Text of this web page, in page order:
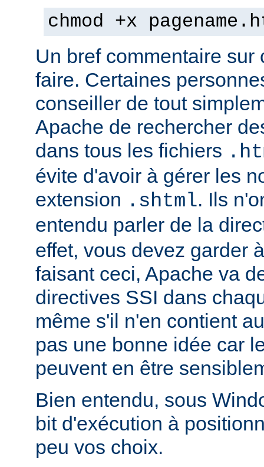
chmod +x
Un bref commentaire sur
faire. Certaines
conseiller de tout
Apache de rechercher
dans tous les fichiers
évite d'avoir à gérer les
extension .shtml. Ils
entendu parler de la
effet, vous devez garder
faisant ceci, Apache va
directives SSI dans
même s'il n'en contient
pas une bonne idée car
peuvent en être
Bien entendu, sous
bit d'exécution à
peu vos choix.